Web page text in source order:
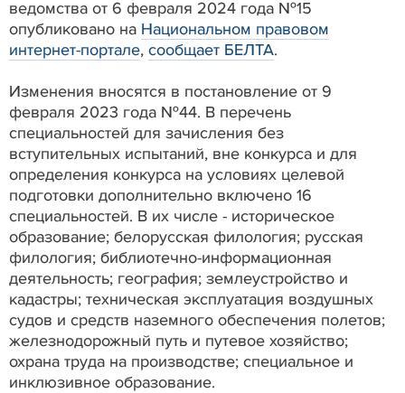
ведомства от 6 февраля 2024 года №15
опубликовано на Национальном правовом
интернет-портале, сообщает БЕЛТА.
Изменения вносятся в постановление от 9
февраля 2023 года №44. В перечень
специальностей для зачисления без
вступительных испытаний, вне конкурса и для
определения конкурса на условиях целевой
подготовки дополнительно включено 16
специальностей. В их числе - историческое
образование; белорусская филология; русская
филология; библиотечно-информационная
деятельность; география; землеустройство и
кадастры; техническая эксплуатация воздушных
судов и средств наземного обеспечения полетов;
железнодорожный путь и путевое хозяйство;
охрана труда на производстве; специальное и
инклюзивное образование.